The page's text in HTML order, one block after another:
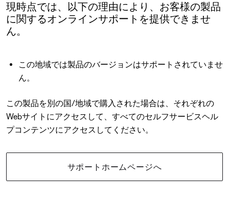
現時点では、以下の理由により、お客様の製品
に関するオンラインサポートを提供できませ
ん。
この地域では製品のバージョンはサポートされていませ
ん。
この製品を別の国/地域で購入された場合は、それぞれの
Webサイトにアクセスして、すべてのセルフサービスヘル
プコンテンツにアクセスしてください。
サポートホームページへ